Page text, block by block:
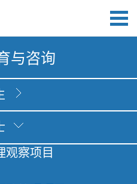
与咨询
观察项目